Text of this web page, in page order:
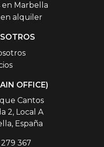
Marbella
alquiler
OFFICE)
Cantos
2, Local A
España
279 367